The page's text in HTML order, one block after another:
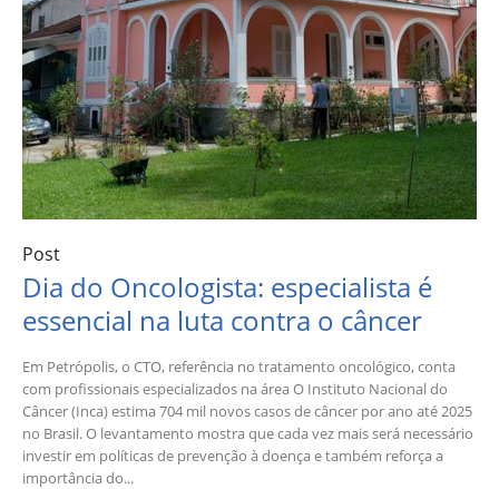
Post
Dia do Oncologista: especialista é
essencial na luta contra o câncer
Em Petrópolis, o CTO, referência no tratamento oncológico, conta
com profissionais especializados na área O Instituto Nacional do
Câncer (Inca) estima 704 mil novos casos de câncer por ano até 2025
no Brasil. O levantamento mostra que cada vez mais será necessário
investir em políticas de prevenção à doença e também reforça a
importância do...